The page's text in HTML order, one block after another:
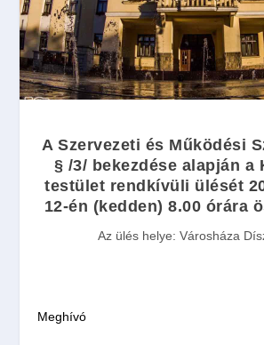
A Szervezeti és Működési
§ /3/ bekezdése alapján a
testület rendkívüli ülését
12-én (kedden) 8.00 órára
Az ülés helye: Városháza
Meghívó